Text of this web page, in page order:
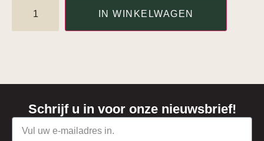
IN WINKELWAGEN
Schrijf u in voor onze nieuwsbrief!